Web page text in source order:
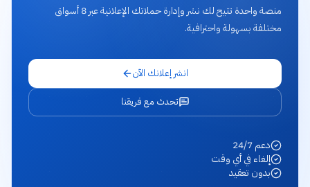
منصة واحدة تتيح لك نشر وإدارة حملاتك الإعلانية عبر 8 أسواق
مختلفة بسهولة واحترافية.
انشر إعلانك الآن
تحدث مع فريقنا
دعم 24/7
إلغاء في أي وقت
بدون تعقيد